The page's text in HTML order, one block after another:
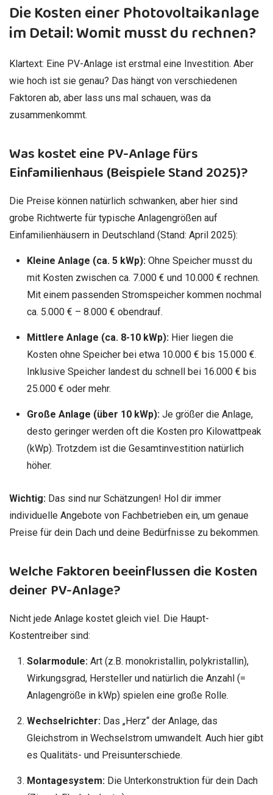
Die Kosten einer Photovoltaikanlage
im Detail: Womit musst du rechnen?
Klartext: Eine PV-Anlage ist erstmal eine Investition. Aber
wie hoch ist sie genau? Das hängt von verschiedenen
Faktoren ab, aber lass uns mal schauen, was da
zusammenkommt.
Was kostet eine PV-Anlage fürs
Einfamilienhaus (Beispiele Stand 2025)?
Die Preise können natürlich schwanken, aber hier sind
grobe Richtwerte für typische Anlagengrößen auf
Einfamilienhäusern in Deutschland (Stand: April 2025):
Kleine Anlage (ca. 5 kWp):Ohne Speicher musst du
mit Kosten zwischen ca. 7.000 € und 10.000 € rechnen.
Mit einem passenden Stromspeicher kommen nochmal
ca. 5.000 € – 8.000 € obendrauf.
Mittlere Anlage (ca. 8-10 kWp):Hier liegen die
Kosten ohne Speicher bei etwa 10.000 € bis 15.000 €.
Inklusive Speicher landest du schnell bei 16.000 € bis
25.000 € oder mehr.
Große Anlage (über 10 kWp):Je größer die Anlage,
desto geringer werden oft die Kosten pro Kilowattpeak
(kWp). Trotzdem ist die Gesamtinvestition natürlich
höher.
Wichtig: Das sind nur Schätzungen! Hol dir immer
individuelle Angebote von Fachbetrieben ein, um genaue
Preise für dein Dach und deine Bedürfnisse zu bekommen.
Welche Faktoren beeinflussen die Kosten
deiner PV-Anlage?
Nicht jede Anlage kostet gleich viel. Die Haupt-
Kostentreiber sind:
Solarmodule:Art (z.B. monokristallin, polykristallin),
Wirkungsgrad, Hersteller und natürlich die Anzahl (=
Anlagengröße in kWp) spielen eine große Rolle.
Wechselrichter:Das „Herz“ der Anlage, das
Gleichstrom in Wechselstrom umwandelt. Auch hier gibt
es Qualitäts- und Preisunterschiede.
Montagesystem:Die Unterkonstruktion für dein Dach